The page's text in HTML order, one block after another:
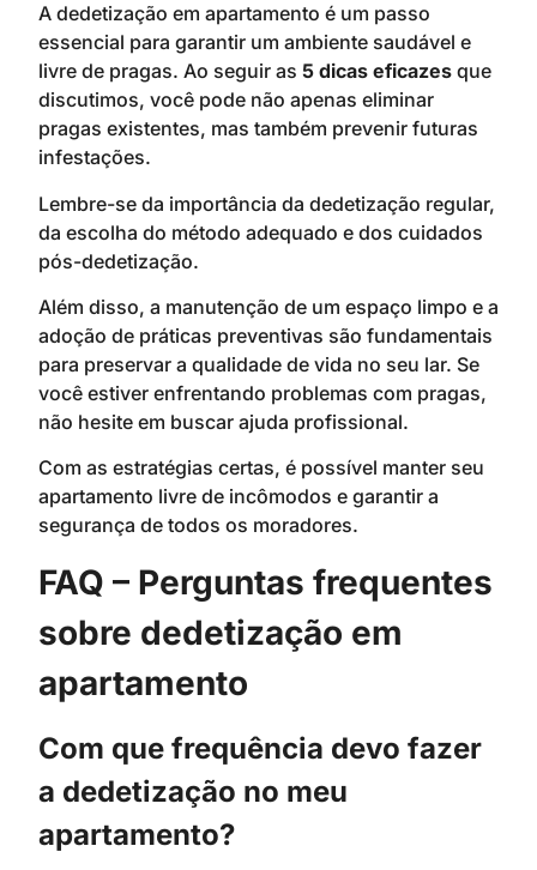
A dedetização em apartamento é um passo
essencial para garantir um ambiente saudável e
livre de pragas. Ao seguir as 5 dicas eficazes que
discutimos, você pode não apenas eliminar
pragas existentes, mas também prevenir futuras
infestações.
Lembre-se da importância da dedetização regular,
da escolha do método adequado e dos cuidados
pós-dedetização.
Além disso, a manutenção de um espaço limpo e a
adoção de práticas preventivas são fundamentais
para preservar a qualidade de vida no seu lar. Se
você estiver enfrentando problemas com pragas,
não hesite em buscar ajuda profissional.
Com as estratégias certas, é possível manter seu
apartamento livre de incômodos e garantir a
segurança de todos os moradores.
FAQ – Perguntas frequentes
sobre dedetização em
apartamento
Com que frequência devo fazer
a dedetização no meu
apartamento?